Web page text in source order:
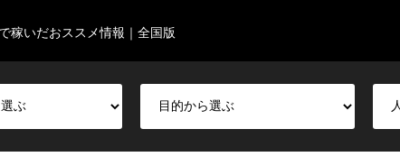
いだおススメ情報｜全国版